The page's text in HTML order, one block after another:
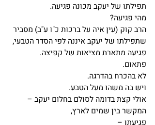
תפילתו של יעקב מכונה פגיעה.
מהי פגיעה?
הרב קוק (עין איה על ברכות כ"ו ע"ב) מסביר
שתפילתו של יעקב איננה לפי הסדר הטבעי,
פגיעה מתארת מציאות של קפיצה.
פתאום.
לא בהכרח בהדרגה.
ויש בה משהו מעל הטבע.
אולי קצת בדומה לסולם בחלום יעקב –
המקשר בין שמים לארץ,
פגיעתו –